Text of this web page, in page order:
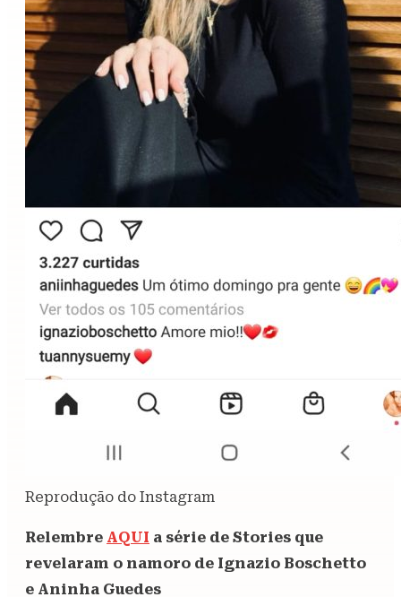
Reprodução do Instagram
Relembre AQUI a série de Stories que
revelaram o namoro de Ignazio Boschetto
e Aninha Guedes